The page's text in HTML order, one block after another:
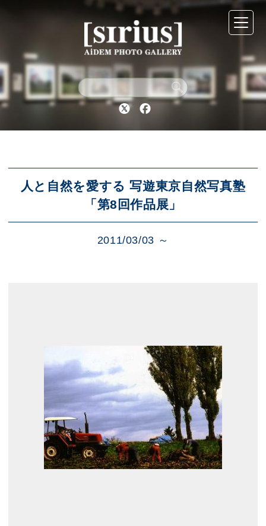
Twitter Facebook
人と自然を愛する 写遊東京自然写真塾
「第8回作品展」
2011/03/03 ～
シリウスについて
展示スケジュール
アクセス
ブログ